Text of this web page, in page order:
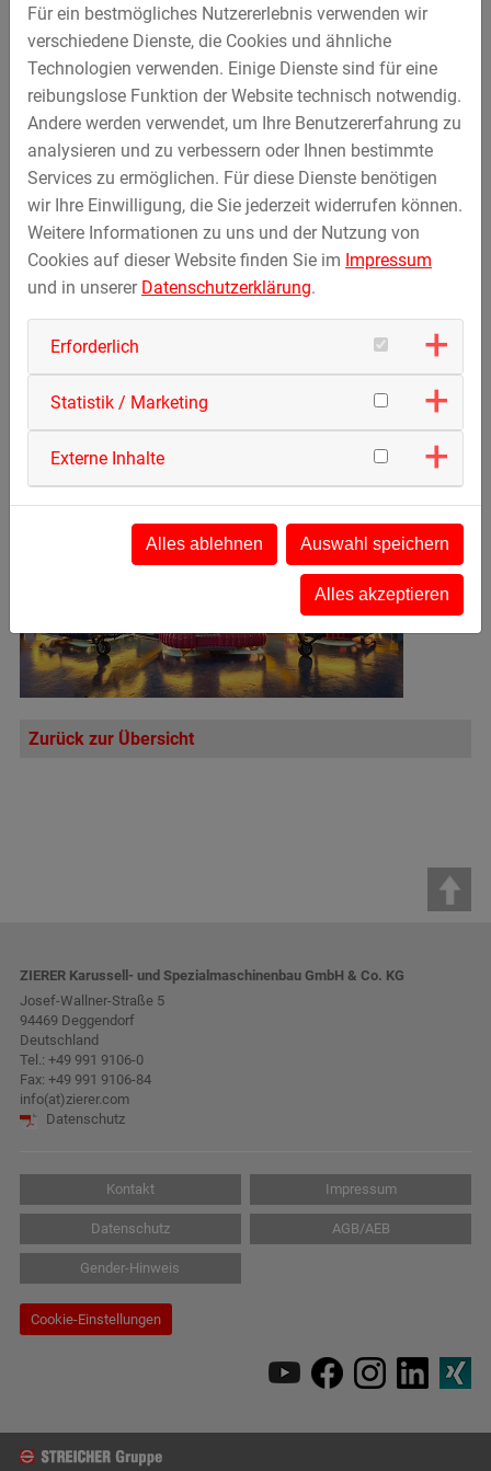
Bahn. Sobald der Hebel betätigt wird, bewegen sich die
Räder frei und erzeugen eine aufregende Driftbewegung,
die für breites Grinsen und Fahrfreude sorgen.
Das Ergebnis ist eine spannende, leicht zu bedienende
Attraktion, die Spaß, Dynamik und Interaktion auf
einzigartige Weise verbindet.
Vielen Dank an Atsushi Daimon, Geschäftsführer und
Präsident der Sanoyas Rides Corporation, sowie an den
Tobu Zoo
für die großartige Zusammenarbeit bei diesem
Zurück zur Übersicht
ZIERER Karussell- und Spezialmaschinenbau GmbH & Co. KG
Josef-Wallner-Straße 5
94469 Deggendorf
Deutschland
Tel.: +49 991 9106-0
Fax: +49 991 9106-84
info(at)zierer.com
Datenschutz
Kontakt Impressum
Datenschutz AGB/AEB
Gender-Hinweis
Cookie-Einstellungen
Für ein bestmögliches Nutzererlebnis verwenden wir
verschiedene Dienste, die Cookies und ähnliche
Technologien verwenden. Einige Dienste sind für eine
reibungslose Funktion der Website technisch notwendig.
Andere werden verwendet, um Ihre Benutzererfahrung zu
analysieren und zu verbessern oder Ihnen bestimmte
Services zu ermöglichen. Für diese Dienste benötigen
wir Ihre Einwilligung, die Sie jederzeit widerrufen können.
Weitere Informationen zu uns und der Nutzung von
Cookies auf dieser Website finden Sie im Impressum
und in unserer Datenschutzerklärung.
Erforderlich
Statistik / Marketing
Externe Inhalte
Alles ablehnen Auswahl speichern
Alles akzeptieren